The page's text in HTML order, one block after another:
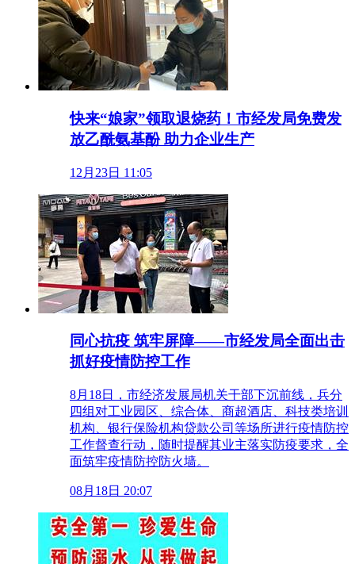
快来“娘家”领取退烧药！市经发局免费发
放乙酰氨基酚 助力企业生产
12月23日 11:05
同心抗疫 筑牢屏障——市经发局全面出击
抓好疫情防控工作
8月18日，市经济发展局机关干部下沉前线，兵分
四组对工业园区、综合体、商超酒店、科技类培训
机构、银行保险机构贷款公司等场所进行疫情防控
工作督查行动，随时提醒其业主落实防疫要求，全
面筑牢疫情防控防火墙。
08月18日 20:07